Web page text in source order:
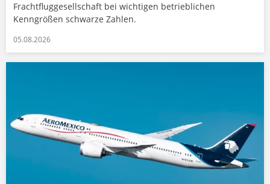
Frachtfluggesellschaft bei wichtigen betrieblichen
Kenngrößen schwarze Zahlen.
05.08.2026